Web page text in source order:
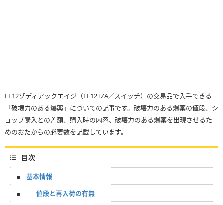
FF12ゾディアックエイジ（FF12TZA／スイッチ）の交易品で入手できる
「破壊力のある爆薬」についての記事です。破壊力のある爆薬の値段、シ
ョップ購入との差額、購入時の内容、破壊力のある爆薬を出現させるた
めのおたからの必要数を記載しています。
目次
基本情報
値段と再入荷の有無